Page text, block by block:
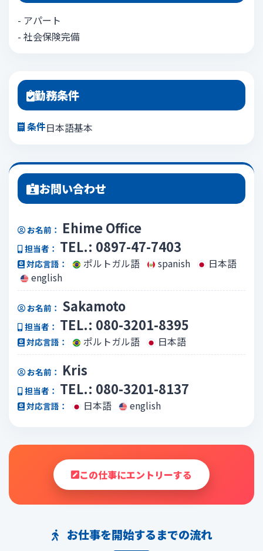
- アパート
- 社会保険完備
勤務条件
条件日本語基本
お問い合わせ
お名前： Ehime Office
担当者： TEL.: 0897-47-7403
対応言語： ポルトガル語 spanish
日本語
english
お名前： Sakamoto
担当者： TEL.: 080-3201-8395
対応言語： ポルトガル語 日本語
お名前： Kris
担当者： TEL.: 080-3201-8137
対応言語： 日本語 english
この仕事にエントリーする
お仕事を開始するまでの流れ